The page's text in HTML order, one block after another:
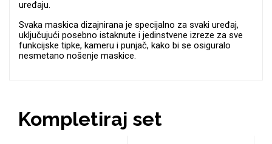
uređaju.
Svaka maskica dizajnirana je specijalno za svaki uređaj,
uključujući posebno istaknute i jedinstvene izreze za sve
funkcijske tipke, kameru i punjač, kako bi se osiguralo
nesmetano nošenje maskice.
Kompletiraj set
Za njega Za nju
Svijet životinja Auto - Moto motivi